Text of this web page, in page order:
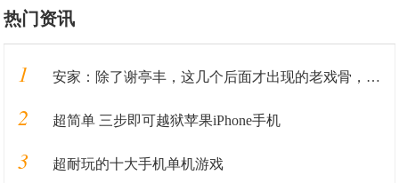
热门资讯
1 安家：除了谢亭丰，这几个后面才出现的老戏骨，比孙俪演得还出彩
2 超简单 三步即可越狱苹果iPhone手机
3 超耐玩的十大手机单机游戏